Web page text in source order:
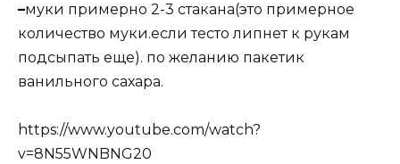
–муки примерно 2-3 стакана(это примерное
количество муки.если тесто липнет к рукам
подсыпать еще). по желанию пакетик
ванильного сахара.
https://www.youtube.com/watch?
v=8N55WNBNG20